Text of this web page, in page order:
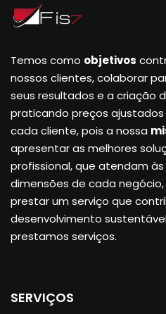
Temos como objetivos
nossos clientes, colaborar
seus resultados e a criação
praticando preços
cada cliente, pois a nossa
apresentar as melhores
profissional, que atendam
dimensões de cada
prestar um serviço que
desenvolvimento sustentável
prestamos serviços.
SERVIÇOS